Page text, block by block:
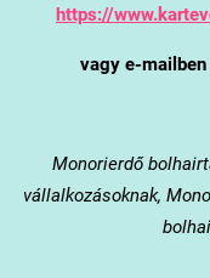
https://
vagy e-
Monorierdő
vállalkozásoknak,